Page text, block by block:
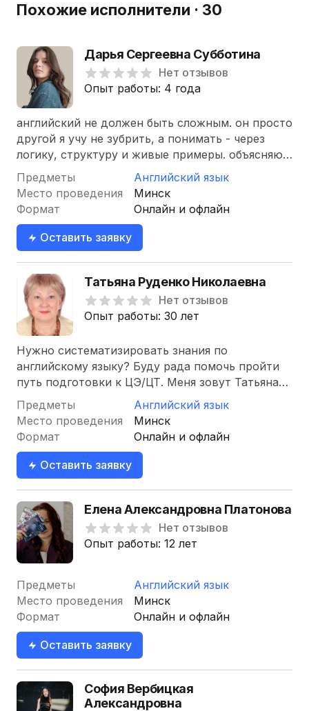
Похожие исполнители · 30
Дарья Сергеевна Субботина
Нет отзывов
Опыт работы: 4 года
английский не должен быть сложным. он просто
другой я учу не зубрить, а понимать - через
логику, структуру и живые примеры. объясняю
так, что ученики говорят "ааа, теперь ясно!" и
перестают…
Предметы
Английский язык
Место проведения
Минск
Формат
Онлайн и офлайн
Оставить заявку
Татьяна Руденко Николаевна
Нет отзывов
Опыт работы: 30 лет
Нужно систематизировать знания по
английскому языку? Буду рада помочь пройти
путь подготовки к ЦЭ/ЦТ. Меня зовут Татьяна
Николаевна Руденко, я автор пособия-
репетитора для поступающих, опытный…
Предметы
Английский язык
Место проведения
Минск
Формат
Онлайн и офлайн
Оставить заявку
Елена Александровна Платонова
Нет отзывов
Опыт работы: 12 лет
Предметы
Английский язык
Место проведения
Минск
Формат
Онлайн и офлайн
Оставить заявку
София Вербицкая
Александровна